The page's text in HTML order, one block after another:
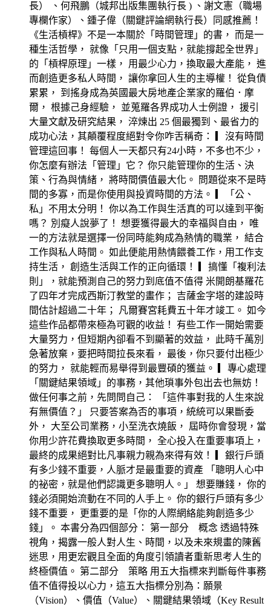
長） 、何飛鵬（城邦出版集團執行長 ) 、謝文憲（職場
專欄作家）、鍾子偉（關鍵評論網執行長）同感推薦！
《生活槓桿》不是一本關於「時間管理」的書， 而是一
種生活哲學， 就像「只用一個支點，就能撐起全世界」
的「槓桿原理」一樣， 用最少心力，換取最大產能， 進
而創造更多私人時間， 讓你拿回人生的主導權！ 從負債
累累， 到搖身成為英國最大房地產企業家的羅伯．摩
爾， 根據己身經驗， 並蒐羅各界成功人士例證， 援引
大量文獻及研究結果， 淬煉出 25 個最獨到、最省力的
成功心法，其顛覆程度絕對令你咋舌稱奇： ▎沒有時間
管理這回事！ 每個人一天都只有24小時，不多也不少，
你怎麼有辦法「管理」它？ 你只能管理你的生活、決
策、行為與情緒， 將時間價值最大化。 問題從來不是時
間的多寡，而是你使用與投資時間的方法。 ▎「公、
私」不用太分明！ 你以為工作與生活真的可以達到平衡
嗎？ 別癡人說夢了！ 想要獲得最大的幸福與自由， 唯
一的方法就是選擇一份同時能夠成為熱情的職業， 結合
工作與私人時間。 如此便能用熱情餵養工作，用工作支
持生活， 創造生活與工作的正向循環！ ▎搞懂「複利法
則」，就能預測自己的努力到底值不值得 米開朗基羅花
了四年才完成西斯汀教堂的畫作； 吉薩金字塔的建設時
間估計超過二十年； 凡爾賽宮耗費五十年才竣工。 如今
這些作品都帶來極為可觀的收益！ 有些工作一開始需要
大量努力，但短期內卻看不到顯著的效益， 此時千萬別
急著放棄，要把時間拉長來看， 最後，你只要付出極少
的努力， 就能輕而易舉得到最豐碩的獲益。 ▎專心處理
「關鍵結果領域」的事務，其他瑣事外包出去也無妨！
做任何事之前，先問問自己： 「這件事對我的人生來說
有無價值？」 只要答案為否的事項，統統可以果斷委
外， 大至公司業務，小至洗衣燒飯， 屆時你會發現，當
你用少許花費換取更多時間， 全心投入在重要事項上，
最終的成果絕對比凡事親力親為來得有效！ ▎銀行戶頭
有多少錢不重要，人脈才是最重要的資產 「聰明人心中
的祕密，就是他們認識更多聰明人。」 想要賺錢， 你的
錢必須開始流動在不同的人手上。 你的銀行戶頭有多少
錢不重要， 更重要的是「你的人際網絡能夠創造多少
錢」。 本書分為四個部分： 第一部分 概念 透過特殊
視角，揭露一般人對人生、時間，以及未來規畫的陳舊
迷思，用更宏觀且全面的角度引領讀者重新思考人生的
終極價值。 第二部分 策略 用五大指標來判斷每件事務
值不值得投以心力，這五大指標分別為：願景
（Vision）、價值（Value）、關鍵結果領域（Key Result